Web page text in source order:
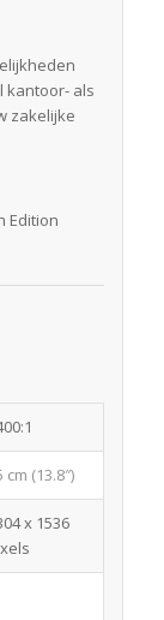
kantoor- als
zakelijke
Edition
cm (13.8″)
x 1536